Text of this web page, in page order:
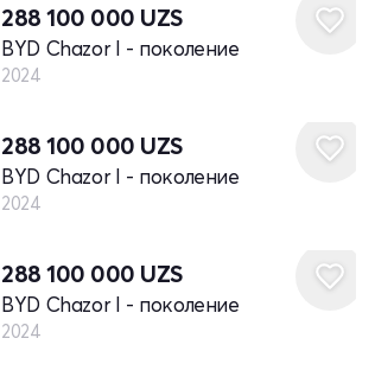
288 100 000 UZS
BYD Chazor I - поколение
2024
288 100 000 UZS
BYD Chazor I - поколение
2024
288 100 000 UZS
BYD Chazor I - поколение
2024